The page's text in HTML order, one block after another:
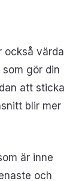
också värda
gör din
att sticka
blir mer
är inne
och